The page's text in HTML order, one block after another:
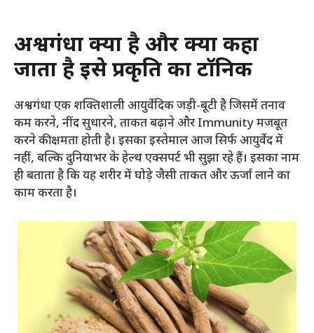
अश्वगंधा क्या है और क्यों कहा
जाता है इसे प्रकृति का टॉनिक
अश्वगंधा एक शक्तिशाली आयुर्वेदिक जड़ी-बूटी है जिसमें तनाव
कम करने, नींद सुधारने, ताकत बढ़ाने और Immunity मजबूत
करने की क्षमता होती है। इसका इस्तेमाल आज सिर्फ आयुर्वेद में
नहीं, बल्कि दुनियाभर के हेल्थ एक्सपर्ट भी सुझा रहे हैं। इसका नाम
ही बताता है कि यह शरीर में घोड़े जैसी ताकत और ऊर्जा लाने का
काम करता है।